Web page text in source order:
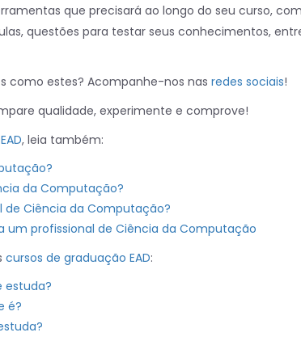
que precisará ao longo do seu curso,
questões para testar seus conhecimentos,
como estes? Acompanhe-nos nas redes sociais!
qualidade, experimente e comprove!
, leia também:
da Computação?
de Ciência da Computação?
um profissional de Ciência da Computação
cursos de graduação EAD:
estuda?
é?